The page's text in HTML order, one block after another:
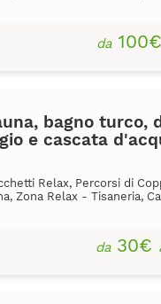
da100€
bagno turco,
e cascata
Relax, Percorsi di
Zona Relax - Tisaneria,
da30€